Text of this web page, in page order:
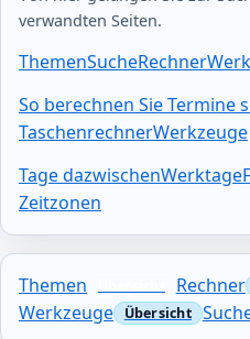
verwandten Seiten.
ThemenSucheRechner
So berechnen Sie Termine
TaschenrechnerWerkzeuge
Tage dazwischenWerktage
Zeitzonen
Themen
Rechner
Werkzeuge